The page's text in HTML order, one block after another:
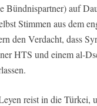
Bündnispartner) auf
Stimmen aus dem
den Verdacht, dass
HTS und einem al-
reist in die Türkei,